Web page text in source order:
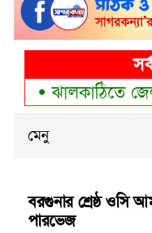
ঝালকাঠিতে
মেনু
বরগুনার শ্রেষ্ঠ ওসি
পারভেজ